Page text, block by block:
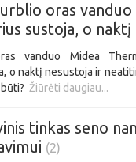
oras vanduo
sustoja, o naktį
vanduo Midea
o naktį nesustoja ir
Žiūrėti daugiau...
tinkas seno
(2)